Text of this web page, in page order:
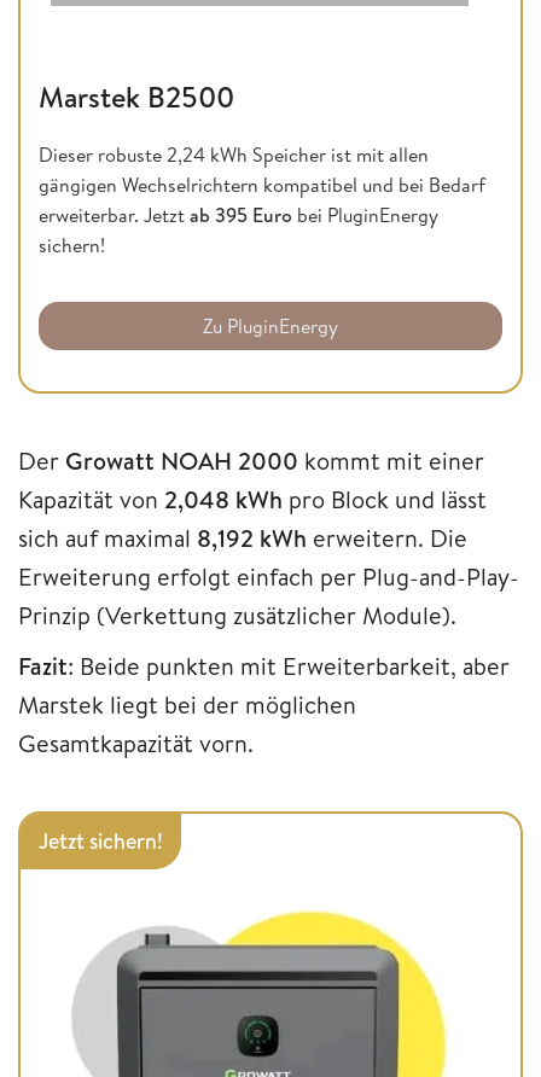
Marstek B2500
Dieser robuste 2,24 kWh Speicher ist mit allen
gängigen Wechselrichtern kompatibel und bei Bedarf
erweiterbar. Jetztab 395 Euro bei PluginEnergy
sichern!
Zu PluginEnergy
Der Growatt NOAH 2000 kommt mit einer
Kapazität von 2,048 kWh pro Block und lässt
sich auf maximal 8,192 kWh erweitern. Die
Erweiterung erfolgt einfach per Plug-and-Play-
Prinzip (Verkettung zusätzlicher Module).
Fazit: Beide punkten mit Erweiterbarkeit, aber
Marstek liegt bei der möglichen
Gesamtkapazität vorn.
Jetzt sichern!